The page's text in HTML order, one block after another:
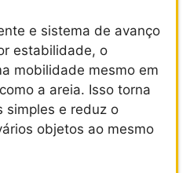
e sistema de avanço
estabilidade, o
mobilidade mesmo em
a areia. Isso torna
simples e reduz o
objetos ao mesmo